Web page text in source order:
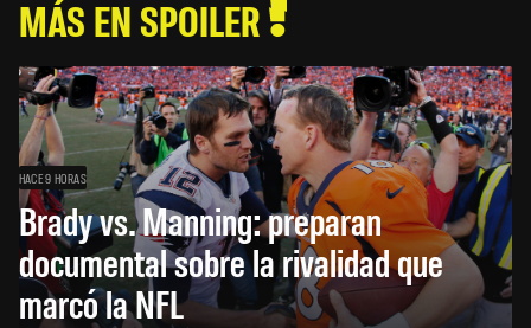
MÁS EN SPOILER
HACE 9 HORAS
Brady vs. Manning: preparan
documental sobre la rivalidad que
marcó la NFL